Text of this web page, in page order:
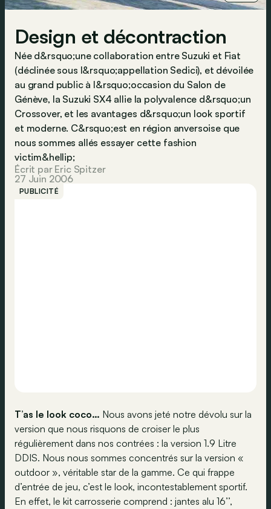
Design et décontraction
Née d&rsquo;une collaboration entre Suzuki et Fiat
(déclinée sous l&rsquo;appellation Sedici), et dévoilée
au grand public à l&rsquo;occasion du Salon de
Génève, la Suzuki SX4 allie la polyvalence d&rsquo;un
Crossover, et les avantages d&rsquo;un look sportif
et moderne. C&rsquo;est en région anversoise que
nous sommes allés essayer cette fashion
victim&hellip;
Écrit par Eric Spitzer
27 Juin 2006
PUBLICITÉ
T’as le look coco… Nous avons jeté notre dévolu sur la
version que nous risquons de croiser le plus
régulièrement dans nos contrées : la version 1.9 Litre
DDIS. Nous nous sommes concentrés sur la version «
outdoor », véritable star de la gamme. Ce qui frappe
d’entrée de jeu, c’est le look, incontestablement sportif.
En effet, le kit carrosserie comprend : jantes alu 16’’,